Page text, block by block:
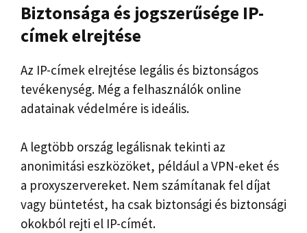
Biztonsága és jogszerűsége IP-
címek elrejtése
Az IP-címek elrejtése legális és biztonságos
tevékenység. Még a felhasználók online
adatainak védelmére is ideális.
A legtöbb ország legálisnak tekinti az
anonimitási eszközöket, például a VPN-eket és
a proxyszervereket. Nem számítanak fel díjat
vagy büntetést, ha csak biztonsági és biztonsági
okokból rejti el IP-címét.